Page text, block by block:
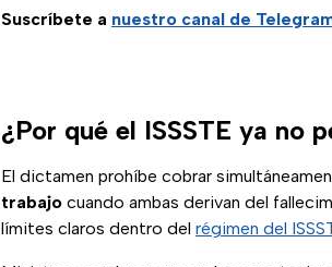
Suscríbete a nuestro canal de
¿Por qué el ISSSTE ya no
El dictamen prohíbe cobrar
trabajo cuando ambas derivan del
límites claros dentro del régimen del